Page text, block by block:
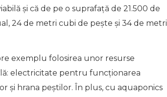
și că de pe o suprafață de 21.500 de
24 de metri cubi de pește și 34 de metri
exemplu folosirea unor resurse
electricitate pentru funcționarea
hrana peștilor. În plus, cu aquaponics